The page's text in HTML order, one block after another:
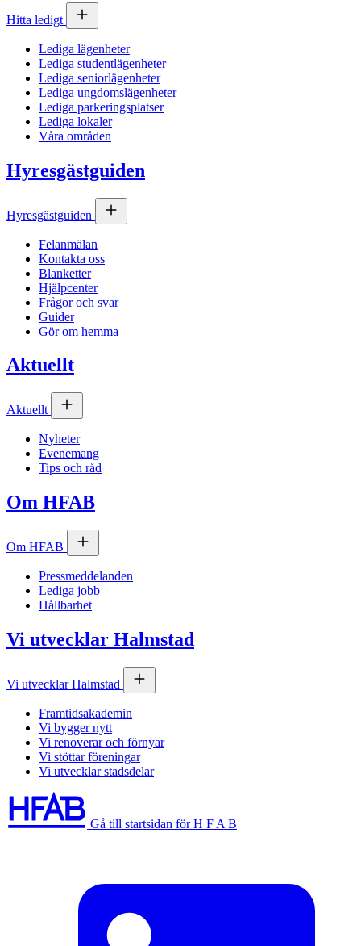
Hitta ledigt
Lediga lägenheter
Lediga studentlägenheter
Lediga seniorlägenheter
Lediga ungdomslägenheter
Lediga parkeringsplatser
Lediga lokaler
Våra områden
Hyresgästguiden
Hyresgästguiden
Felanmälan
Kontakta oss
Blanketter
Hjälpcenter
Frågor och svar
Guider
Gör om hemma
Aktuellt
Aktuellt
Nyheter
Evenemang
Tips och råd
Om HFAB
Om HFAB
Pressmeddelanden
Lediga jobb
Hållbarhet
Vi utvecklar Halmstad
Vi utvecklar Halmstad
Framtidsakademin
Vi bygger nytt
Vi renoverar och förnyar
Vi stöttar föreningar
Vi utvecklar stadsdelar
Gå till startsidan för H F A B